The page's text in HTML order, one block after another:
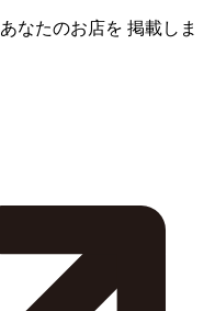
あなたのお店を 掲載しま